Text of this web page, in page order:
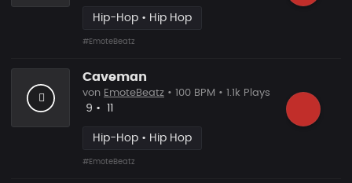
Hip-Hop • Hip Hop
#EmoteBeatz
Caveman
von EmoteBeatz • 100 BPM • 1.1k Plays
Likes
9 • Vorgeschlagen
Hip-Hop • Hip Hop
#EmoteBeatz